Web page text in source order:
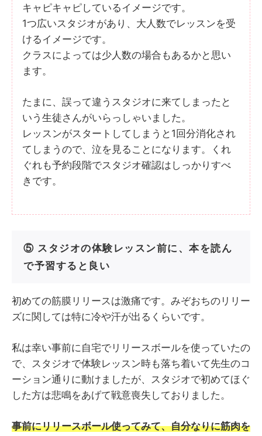
キャピキャピしているイメージです。
1つ広いスタジオがあり、大人数でレッスンを受
けるイメージです。
クラスによっては少人数の場合もあるかと思い
ます。
たまに、誤って違うスタジオに来てしまったと
いう生徒さんがいらっしゃいました。
レッスンがスタートしてしまうと1回分消化され
てしまうので、泣を見ることになります。くれ
ぐれも予約段階でスタジオ確認はしっかりすべ
きです。
⑤ スタジオの体験レッスン前に、本を読ん
で予習すると良い
初めての筋膜リリースは激痛です。みぞおちのリリー
ズに関しては特に冷や汗が出るくらいです。
私は幸い事前に自宅でリリースボールを使っていたの
で、スタジオで体験レッスン時も落ち着いて先生のコ
ーション通りに動けましたが、スタジオで初めてほぐ
した方は悲鳴をあげて戦意喪失しておりました。
事前にリリースボール使ってみて、自分なりに筋肉を